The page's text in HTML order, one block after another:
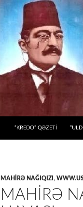
“KREDO” QƏZETİ
MAHIRƏ NAĞIQIZI ,
MAHIRƏ